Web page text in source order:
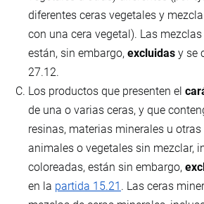
diferentes ceras vegetales y
con una cera vegetal). Las
están, sin embargo, excluidas y se
27.12.
Los productos que presenten el
de una o varias ceras, y que
resinas, materias minerales u
animales o vegetales sin mezclar,
coloreadas, están sin embargo,
en la partida 15.21 . Las ceras